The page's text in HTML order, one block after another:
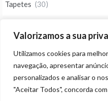
Valorizamos a sua
Utilizamos cookies para
navegação, apresentar
personalizados e analisar o
"Aceitar Todos", concorda
Tapetes (30)